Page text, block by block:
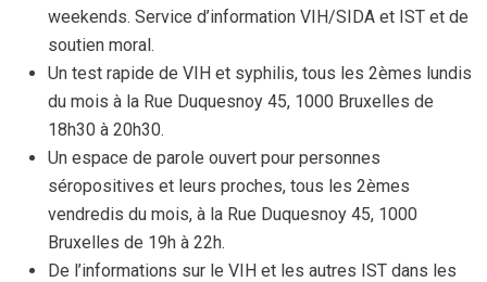
weekends. Service d’information VIH/SIDA et IST et de
soutien moral.
Un test rapide de VIH et syphilis, tous les 2èmes lundis
du mois à la Rue Duquesnoy 45, 1000 Bruxelles de
18h30 à 20h30.
Un espace de parole ouvert pour personnes
séropositives et leurs proches, tous les 2èmes
vendredis du mois, à la Rue Duquesnoy 45, 1000
Bruxelles de 19h à 22h.
De l’informations sur le VIH et les autres IST dans les